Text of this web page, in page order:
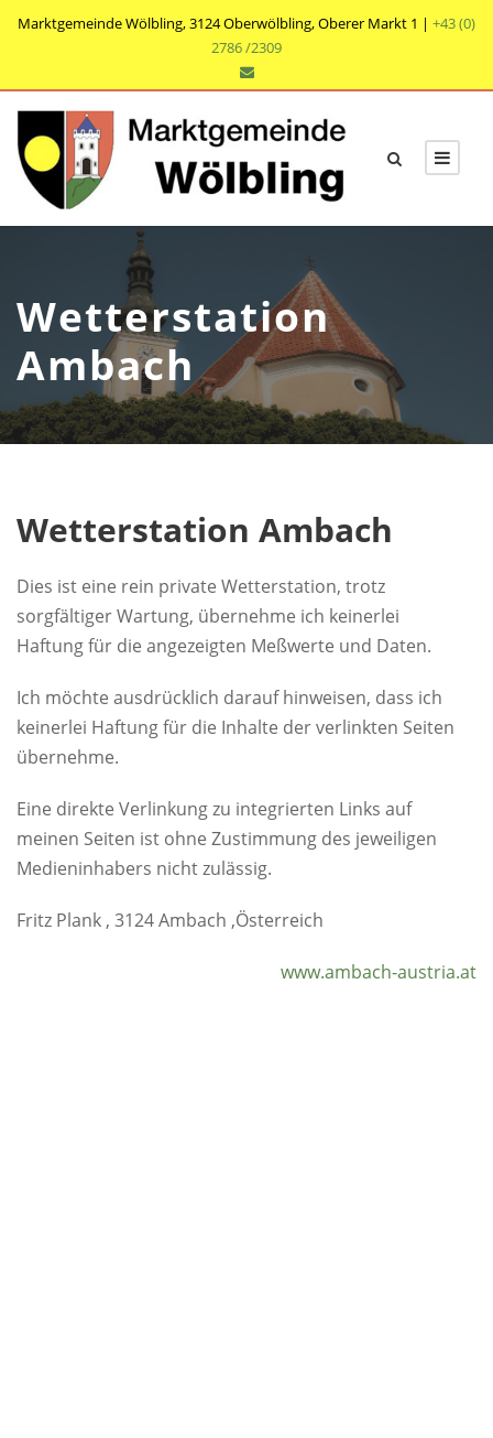
Marktgemeinde Wölbling, 3124 Oberwölbling, Oberer Markt 1 | +43 (0)
2786 /2309
Wetterstation
Ambach
Wetterstation Ambach
Dies ist eine rein private Wetterstation, trotz
sorgfältiger Wartung, übernehme ich keinerlei
Haftung für die angezeigten Meßwerte und Daten.
Ich möchte ausdrücklich darauf hinweisen, dass ich
keinerlei Haftung für die Inhalte der verlinkten Seiten
übernehme.
Eine direkte Verlinkung zu integrierten Links auf
meinen Seiten ist ohne Zustimmung des jeweiligen
Medieninhabers nicht zulässig.
Fritz Plank , 3124 Ambach ,Österreich
www.ambach-austria.at